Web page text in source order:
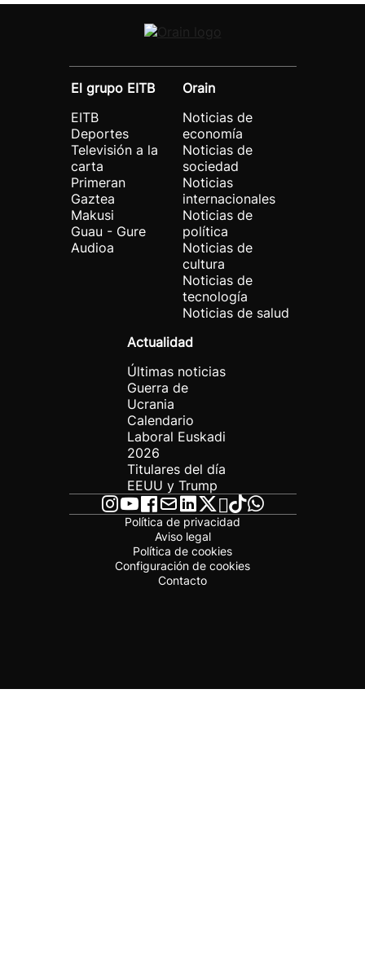
El grupo EITB
EITB
Deportes
Televisión a la
carta
Primeran
Gaztea
Makusi
Guau - Gure
Audioa
Orain
Noticias de
economía
Noticias de
sociedad
Noticias
internacionales
Noticias de
política
Noticias de
cultura
Noticias de
tecnología
Noticias de salud
Actualidad
Últimas noticias
Guerra de
Ucrania
Calendario
Laboral Euskadi
2026
Titulares del día
EEUU y Trump
Política de privacidad
Aviso legal
Política de cookies
Configuración de cookies
Contacto